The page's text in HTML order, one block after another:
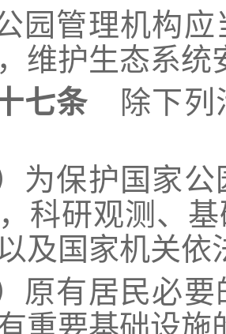
园管理机构
维护生态系统
七条 除下列
）为保护国家
科研观测、
及国家机关
）原有居民必
重要基础设施